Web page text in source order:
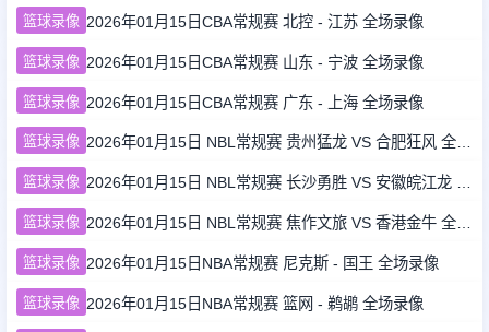
足球新闻
篮球新闻
篮球录像 2026年01月15日CBA常规赛 北控 - 江苏 全场录像
篮球录像 2026年01月15日CBA常规赛 山东 - 宁波 全场录像
篮球录像 2026年01月15日CBA常规赛 广东 - 上海 全场录像
篮球录像 2026年01月15日 NBL常规赛 贵州猛龙 VS 合肥狂风 全场录像
篮球录像 2026年01月15日 NBL常规赛 长沙勇胜 VS 安徽皖江龙 全场录像
篮球录像 2026年01月15日 NBL常规赛 焦作文旅 VS 香港金牛 全场录像
篮球录像 2026年01月15日NBA常规赛 尼克斯 - 国王 全场录像
篮球录像 2026年01月15日NBA常规赛 篮网 - 鹈鹕 全场录像